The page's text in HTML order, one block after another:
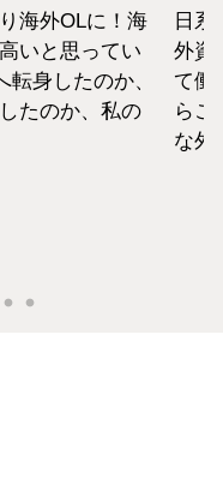
海外OLに！海
いと思ってい
身したのか、
たのか、私の
日
外資
て働
らこ
な外